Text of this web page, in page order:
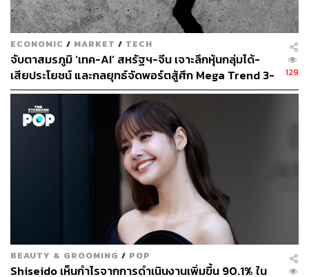
ECONOMIC / MARKET / TECH
จับตาสมรภูมิ ‘เทค-AI’ สหรัฐฯ-จีน เจาะลึกหุ้นกลุ่มได้-
เสียประโยชน์ และกลยุทธ์จัดพอร์ตสู้ศึก Mega Trend 3-
5 ปีข้างหน้า
129
BEAUTY & GROOMING / POP
Shiseido เห็นกำไรจากการดำเนินงานเพิ่มขึ้น 90.1% ใน